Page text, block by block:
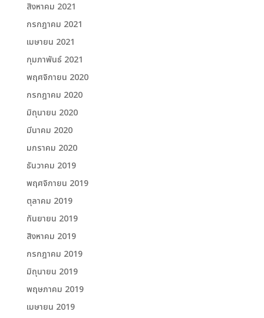
สิงหาคม 2021
กรกฎาคม 2021
เมษายน 2021
กุมภาพันธ์ 2021
พฤศจิกายน 2020
กรกฎาคม 2020
มิถุนายน 2020
มีนาคม 2020
มกราคม 2020
ธันวาคม 2019
พฤศจิกายน 2019
ตุลาคม 2019
กันยายน 2019
สิงหาคม 2019
กรกฎาคม 2019
มิถุนายน 2019
พฤษภาคม 2019
เมษายน 2019